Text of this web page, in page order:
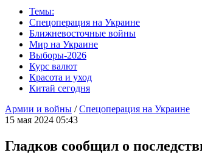
Темы:
Спецоперация на Украине
Ближневосточные войны
Мир на Украине
Выборы-2026
Курс валют
Красота и уход
Китай сегодня
Армии и войны /Спецоперация на Украине
15 мая 2024 05:43
Гладков сообщил о